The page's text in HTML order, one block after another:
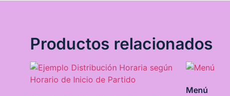
Productos relacionados
Menú